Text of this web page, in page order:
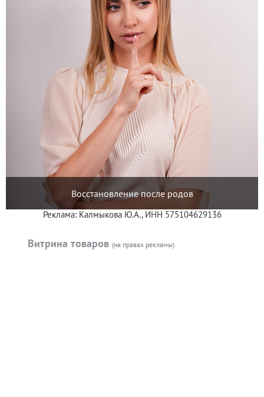
Восстановление после родов
Реклама: Калмыкова Ю.А., ИНН 575104629136
Витрина товаров (на правах рекламы)